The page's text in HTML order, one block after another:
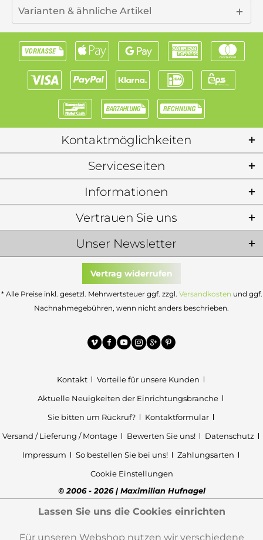
Varianten & ähnliche Artikel
Kontaktmöglichkeiten
Serviceseiten
Informationen
Unser Newsletter
Vertrauen Sie uns
Vertrag widerrufen
* Alle Preise inkl. gesetzl. Mehrwertsteuer ggf. zzgl. Versandkosten und ggf.
Nachnahmegebühren, wenn nicht anders beschrieben.
Kontakt
Vorteile für unsere Kunden
Aktuelle Neuigkeiten der Einrichtungsbranche
Sie bitten um Rückruf?
Kontaktformular
Versand / Lieferung / Montage
Bewerten Sie uns!
Datenschutz
Impressum
So bestellen Sie bei uns!
Zahlungsarten
Cookie Einstellungen
© 2006 - 2026 | Maximilian Hufnagel
Lassen Sie uns die Cookies einrichten
Für unseren Webshop nutzen wir verschiedene